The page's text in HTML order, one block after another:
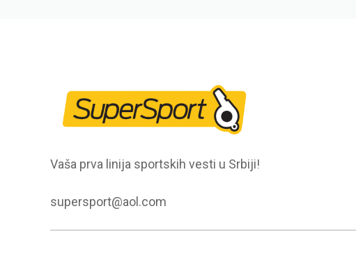
Vaša prva linija sportskih vesti u Srbiji!
supersport@aol.com